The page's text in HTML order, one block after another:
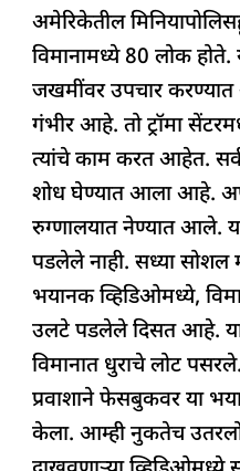
o
k
p
अमेरिकेतील
विमानामध्ये 80 लोक
जखमींवर उपचार करण्यात
गंभीर आहे. तो ट्रॉमा
त्यांचे काम करत आहेत. सर्व
शोध घेण्यात आला आहे.
रुग्णालयात नेण्यात आले.
पडलेले नाही. सध्या सोशल
भयानक व्हिडिओमध्ये,
उलटे पडलेले दिसत आहे.
विमानात धुराचे लोट
प्रवाशाने फेसबुकवर या
केला. आम्ही नुकतेच